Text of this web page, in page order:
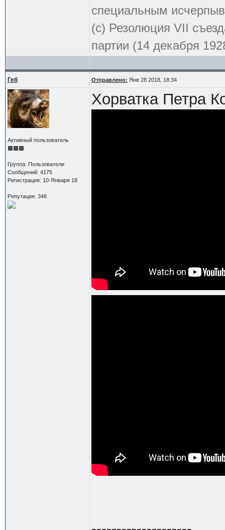
специальным
(с) Резолюция VII
партии (14 декабря
Геб Отправлено: Янв 28 2018, 18:34
Активный пользователь
Группа: Пользователи
Сообщений: 4175
Регистрация: 10-Января 18
Репутация: 348
Хорватка Петра